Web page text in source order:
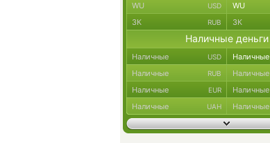
WU USD WU
ЗК RUB ЗК
Наличные деньги
Наличные USD Наличные
Наличные RUB Наличные
Наличные EUR Наличные
Наличные UAH Наличные